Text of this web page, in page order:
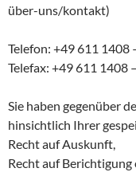
über-uns/kontakt)
Telefon: +49 611 1408
Telefax: +49 611 1408
Sie haben gegenüber
hinsichtlich Ihrer
Recht auf Auskunft,
Recht auf Berichtigung